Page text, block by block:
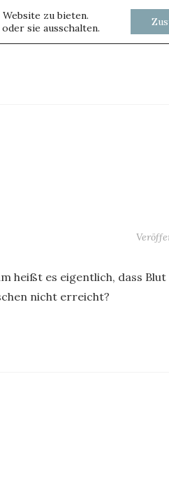
heißt es eigentlich, dass
nicht erreicht?
zu bieten.
sie ausschalten.